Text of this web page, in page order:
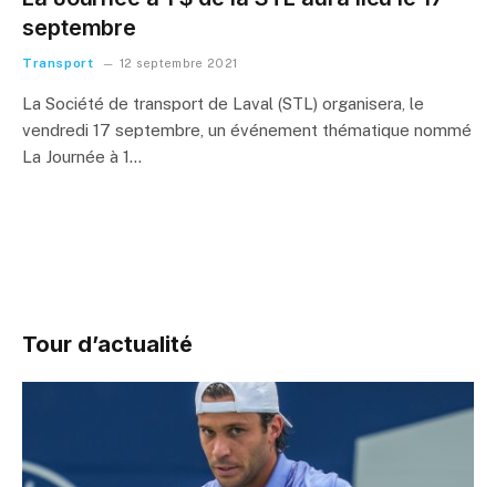
septembre
Transport 12 septembre 2021
La Société de transport de Laval (STL) organisera, le
vendredi 17 septembre, un événement thématique nommé
La Journée à 1…
Tour d’actualité